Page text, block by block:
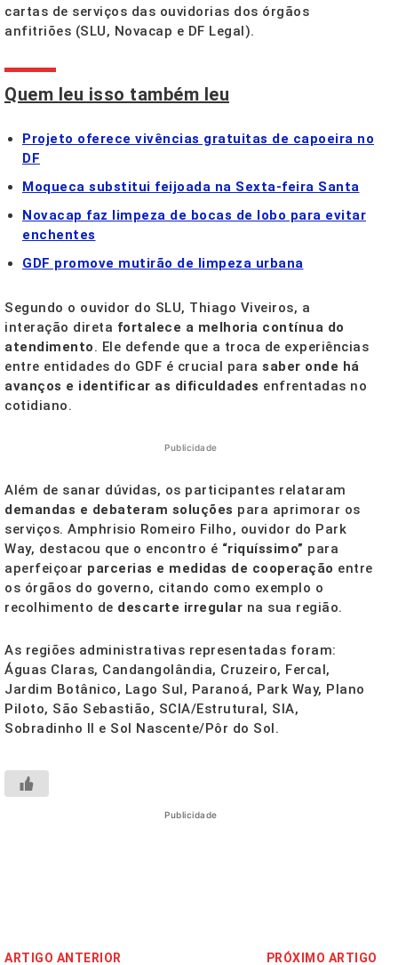
cartas de serviços das ouvidorias dos órgãos
anfitriões (SLU, Novacap e DF Legal).
Quem leu isso também leu
Projeto oferece vivências gratuitas de capoeira no
DF
Moqueca substitui feijoada na Sexta-feira Santa
Novacap faz limpeza de bocas de lobo para evitar
enchentes
GDF promove mutirão de limpeza urbana
Segundo o ouvidor do SLU, Thiago Viveiros, a
interação direta fortalece a melhoria contínua do
atendimento. Ele defende que a troca de experiências
entre entidades do GDF é crucial para saber onde há
avanços e identificar as dificuldades enfrentadas no
cotidiano.
Publicidade
Além de sanar dúvidas, os participantes relataram
demandas e debateram soluções para aprimorar os
serviços. Amphrisio Romeiro Filho, ouvidor do Park
Way, destacou que o encontro é “riquíssimo” para
aperfeiçoar parcerias e medidas de cooperação entre
os órgãos do governo, citando como exemplo o
recolhimento de descarte irregular na sua região.
As regiões administrativas representadas foram:
Águas Claras, Candangolândia, Cruzeiro, Fercal,
Jardim Botânico, Lago Sul, Paranoá, Park Way, Plano
Piloto, São Sebastião, SCIA/Estrutural, SIA,
Sobradinho II e Sol Nascente/Pôr do Sol.
Publicidade
ARTIGO ANTERIOR PRÓXIMO ARTIGO